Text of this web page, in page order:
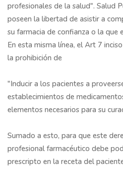
profesionales de la salud". Salud
poseen la libertad de asistir a
su farmacia de confianza o la que
En esta misma línea, el Art 7
la prohibición de
"Inducir a los pacientes a
establecimientos de
elementos necesarios para su
Sumado a esto, para que este
profesional farmacéutico debe
prescripto en la receta del